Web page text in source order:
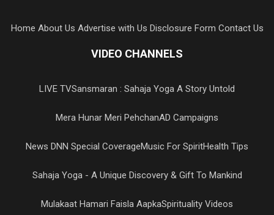
Home About Us Advertise with Us Disclosure Form Contact Us
VIDEO CHANNELS
LIVE TVSansmaran : Sahaja Yoga A Story Untold
Mera Hunar Meri PehchanAD Campaigns
News DNN Special CoverageMusic For SpiritHealth Tips
Sahaja Yoga - A Unique Discovery & Gift To Mankind
Mulakaat Hamari Faisla AapkaSpirituality Videos